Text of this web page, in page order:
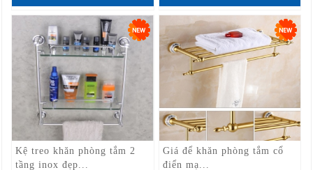
Kệ treo khăn phòng tắm 2
tầng inox đẹp...
Giá để khăn phòng tắm cổ
điển mạ...